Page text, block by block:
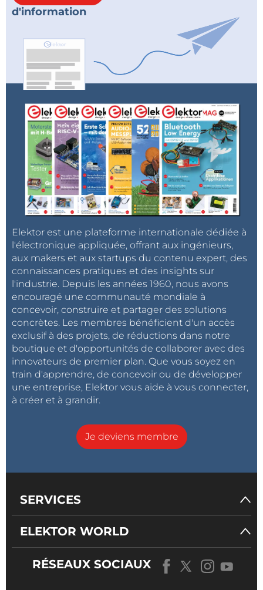
d'information
Elektor est une plateforme internationale dédiée à
l'électronique appliquée, offrant aux ingénieurs,
aux makers et aux startups du contenu expert, des
connaissances pratiques et des insights sur
l'industrie. Depuis les années 1960, nous avons
encouragé une communauté mondiale à
concevoir, construire et partager des solutions
concrètes. Les membres bénéficient d'un accès
exclusif à des projets, de réductions dans notre
boutique et d'opportunités de collaborer avec des
innovateurs de premier plan. Que vous soyez en
train d'apprendre, de concevoir ou de développer
une entreprise, Elektor vous aide à vous connecter,
à créer et à grandir.
Je deviens membre
SERVICES
ELEKTOR WORLD
RÉSEAUX SOCIAUX